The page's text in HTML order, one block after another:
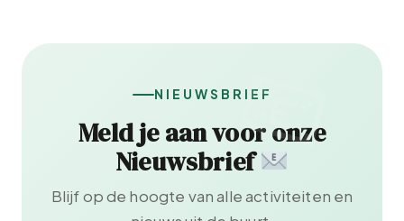
NIEUWSBRIEF
Meld je aan voor onze
Nieuwsbrief
Blijf op de hoogte van alle activiteiten en